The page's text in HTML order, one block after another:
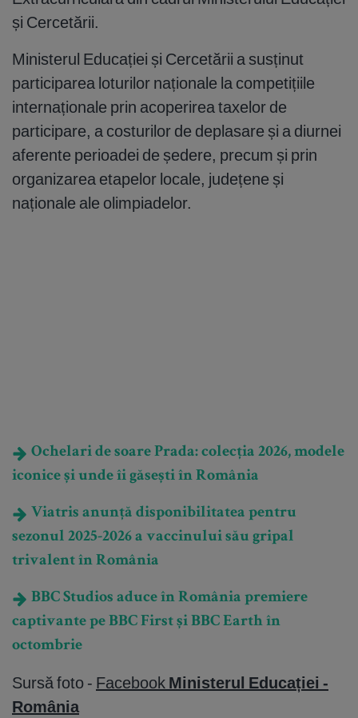
și Cercetării.
Ministerul Educației și Cercetării a susținut
participarea loturilor naționale la competițiile
internaționale prin acoperirea taxelor de
participare, a costurilor de deplasare și a diurnei
aferente perioadei de ședere, precum și prin
organizarea etapelor locale, județene și
naționale ale olimpiadelor.
Ochelari de soare Prada: colecția 2026, modele
iconice și unde îi găsești în România
Viatris anunță disponibilitatea pentru
sezonul 2025-2026 a vaccinului său gripal
trivalent în România
BBC Studios aduce în România premiere
captivante pe BBC First și BBC Earth în
octombrie
Sursă foto - Facebook Ministerul Educației -
România